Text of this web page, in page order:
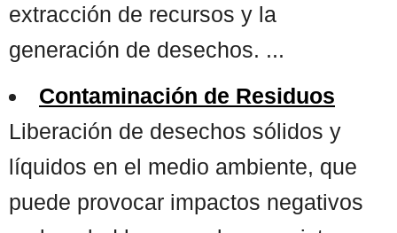
extracción de recursos y la
generación de desechos. ...
Contaminación de Residuos
Liberación de desechos sólidos y
líquidos en el medio ambiente, que
puede provocar impactos negativos